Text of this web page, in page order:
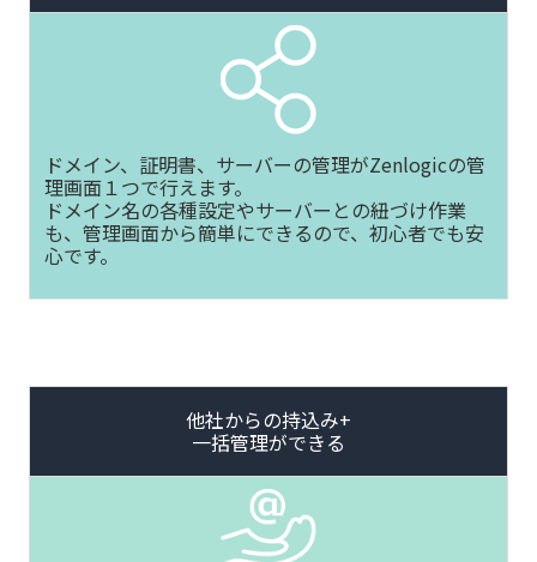
ドメイン、証明書、サーバーの管理がZenlogicの管
理画面１つで行えます。
ドメイン名の各種設定やサーバーとの紐づけ作業
も、管理画面から簡単にできるので、初心者でも安
心です。
他社からの持込み+
一括管理ができる